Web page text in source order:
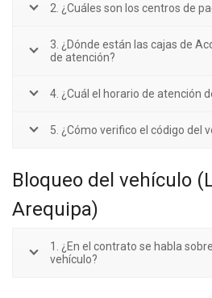
2. ¿Cuáles son los centros de
3. ¿Dónde están las cajas de
de atención?
4. ¿Cuál el horario de atención
5. ¿Cómo verifico el código del
Bloqueo del vehículo
Arequipa)
1. ¿En el contrato se habla
vehículo?